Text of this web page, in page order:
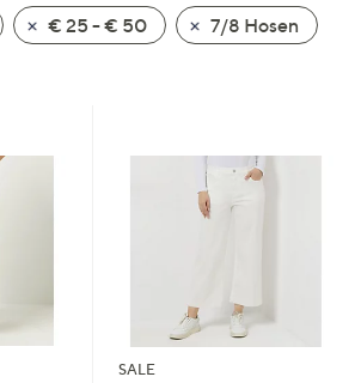
€ 25 - € 50
7/8 Hosen
SALE